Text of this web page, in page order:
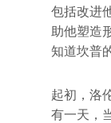
包括改进
助他塑造
知道坎普
起初，洛
有一天，